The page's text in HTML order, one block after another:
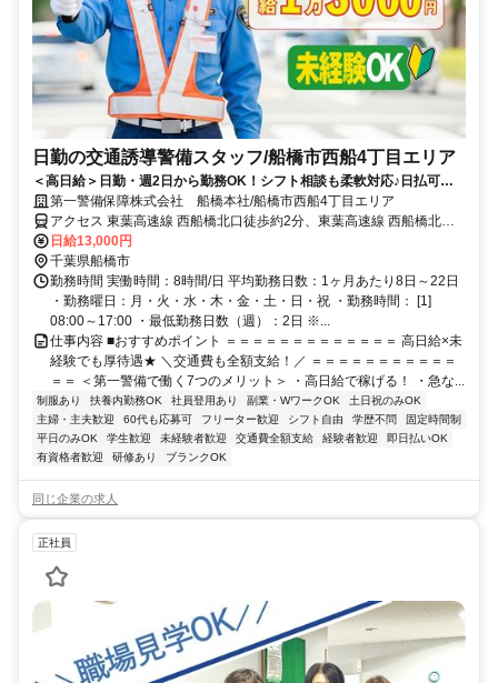
日勤の交通誘導警備スタッフ/船橋市西船4丁目エリア
＜高日給＞日勤・週2日から勤務OK！シフト相談も柔軟対応♪日払可◎
未経験歓迎★
第一警備保障株式会社 船橋本社/船橋市西船4丁目エリア
アクセス 東葉高速線 西船橋北口徒歩約2分、東葉高速線 西船橋北口
徒歩約2分、東葉高速線 西船橋北口徒歩約2分 直行直帰OK＊交通費全
額支給＊
日給13,000円
千葉県船橋市
勤務時間 実働時間：8時間/日 平均勤務日数：1ヶ月あたり8日～22日
・勤務曜日：月・火・水・木・金・土・日・祝 ・勤務時間： [1]
08:00～17:00 ・最低勤務日数（週）：2日 ※...
仕事内容 ■おすすめポイント ＝＝＝＝＝＝＝＝＝＝＝＝＝ 高日給×未
経験でも厚待遇★ ＼交通費も全額支給！／ ＝＝＝＝＝＝＝＝＝＝＝
＝＝ ＜第一警備で働く7つのメリット＞ ・高日給で稼げる！ ・急な...
制服あり 扶養内勤務OK 社員登用あり 副業・WワークOK
土日祝のみOK
主婦・主夫歓迎
60代も応募可 フリーター歓迎 シフト自由 学歴不問
固定時間制
平日のみOK
学生歓迎 未経験者歓迎 交通費全額支給 経験者歓迎
即日払いOK
有資格者歓迎
研修あり ブランクOK
同じ企業の求人
正社員